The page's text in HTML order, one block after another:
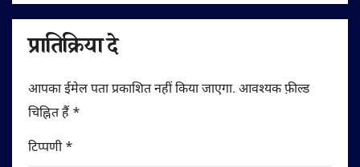
प्रातिक्रिया दे
आपका ईमेल पता प्रकाशित नहीं किया जाएगा. आवश्यक फ़ील्ड
चिह्नित हैं *
टिप्पणी*